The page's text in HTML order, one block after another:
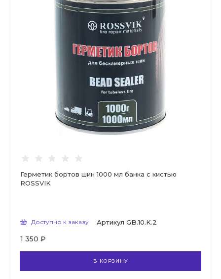
Герметик бортов шин 1000 мл банка с кистью
ROSSVIK
Доступно к заказу Артикул GB.10.K.2
1 350 ₽
В КОРЗИНУ